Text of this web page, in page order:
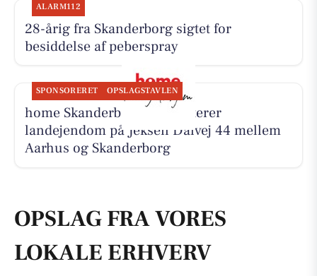
ALARM112
28-årig fra Skanderborg sigtet for
besiddelse af peberspray
SPONSORERET OPSLAGSTAVLEN
home Skanderborg præsenterer
landejendom på Jeksen Dalvej 44 mellem
Aarhus og Skanderborg
OPSLAG FRA VORES
LOKALE ERHVERV